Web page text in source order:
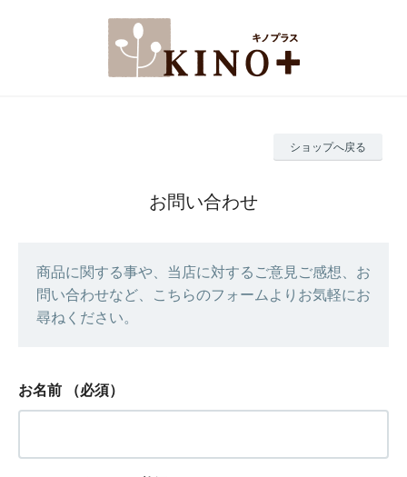
ショップへ戻る
お問い合わせ
商品に関する事や、当店に対するご意見ご感想、お
問い合わせなど、こちらのフォームよりお気軽にお
尋ねください。
お名前 （必須）